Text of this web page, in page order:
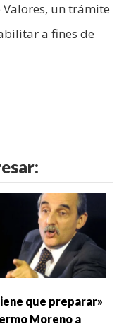
un trámite
a fines de
que preparar»
Moreno a